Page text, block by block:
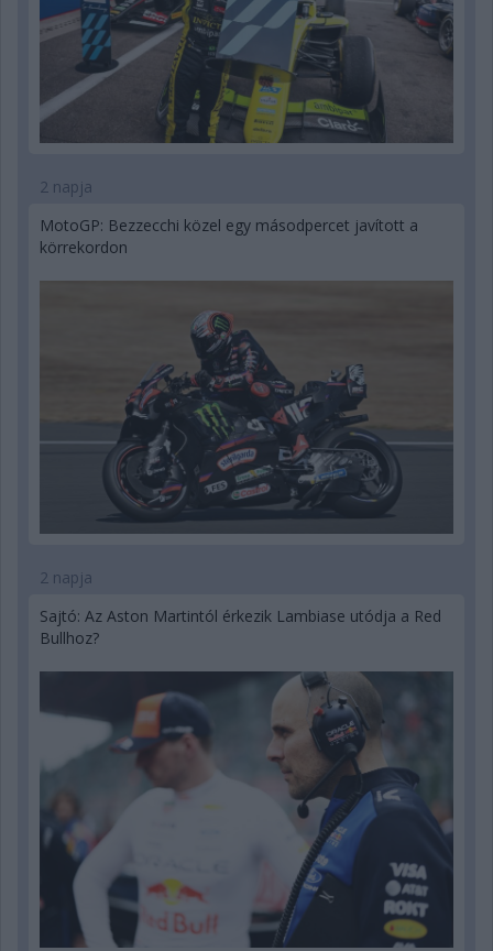
2 napja
MotoGP: Bezzecchi közel egy másodpercet javított a
körrekordon
2 napja
Sajtó: Az Aston Martintól érkezik Lambiase utódja a Red
Bullhoz?